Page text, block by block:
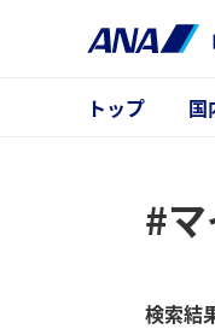
トップ 国
#
検索結